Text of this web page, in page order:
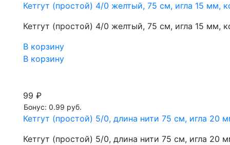
Кетгут (простой) 4/0 желтый, 75 см, игла 15
Кетгут (простой) 4/0 желтый, 75 см, игла 15
В корзину
В корзину
99 ₽
Бонус: 0.99 руб.
Кетгут (простой) 5/0, длина нити 75 см, игла
Кетгут (простой) 5/0, длина нити 75 см, игла